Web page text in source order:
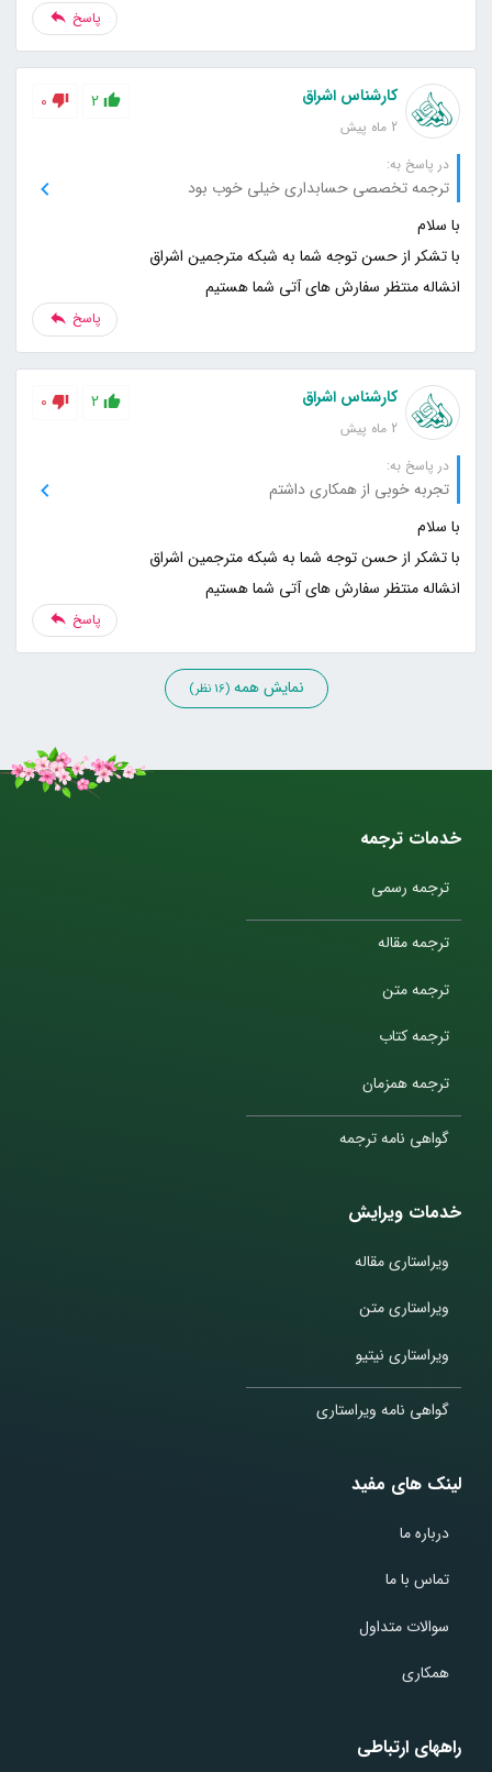
پاسخ
کارشناس اشراق
2 ماه پیش
2
0
در پاسخ به:
ترجمه تخصصی حسابداری خیلی خوب بود
انشاله منتظر سفارش های آتی شما هستیم
پاسخ
کارشناس اشراق
2 ماه پیش
2
0
در پاسخ به:
تجربه خوبی از همکاری داشتم
انشاله منتظر سفارش های آتی شما هستیم
پاسخ
نمایش همه(16 نظر)
خدمات ترجمه
ترجمه رسمی
ترجمه مقاله
ترجمه متن
ترجمه کتاب
ترجمه همزمان
گواهی نامه ترجمه
خدمات ویرایش
ویراستاری مقاله
ویراستاری متن
ویراستاری نیتیو
گواهی نامه ویراستاری
لینک های مفید
درباره ما
تماس با ما
سوالات متداول
همکاری
راههای ارتباطی